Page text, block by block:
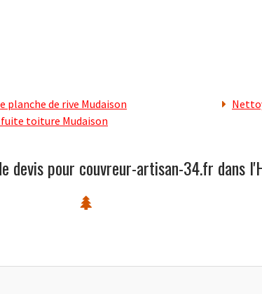
planche de rive Mudaison
fuite toiture Mudaison
devis pour couvreur-artisan-34.fr dans